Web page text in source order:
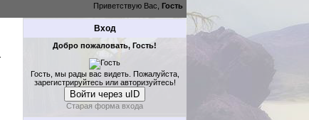
Приветствую Вас, Гость
Вход
Добро пожаловать, Гость!
Гость, мы рады вас видеть. Пожалуйста,
зарегистрируйтесь или авторизуйтесь!
Войти через uID
Старая форма входа